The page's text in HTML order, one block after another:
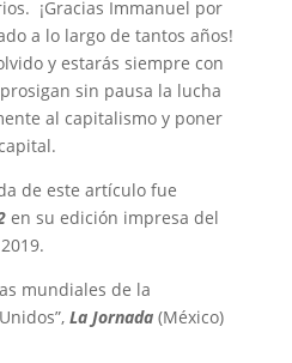
¡Gracias Immanuel por
a lo largo de tantos años!
y estarás siempre con
sin pausa la lucha
al capitalismo y poner
de este artículo fue
en su edición impresa del
mundiales de la
La Jornada(México)